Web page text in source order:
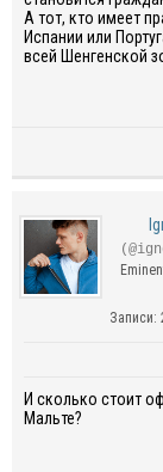
А тот, кто имеет
Испании или
всей Шенгенской
Записи:
И сколько стоит
Мальте?